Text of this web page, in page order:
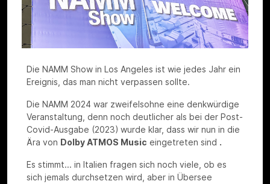
Die NAMM Show in Los Angeles ist wie jedes Jahr ein
Ereignis, das man nicht verpassen sollte.
Die NAMM 2024 war zweifelsohne eine denkwürdige
Veranstaltung, denn noch deutlicher als bei der Post-
Covid-Ausgabe (2023) wurde klar, dass wir nun in die
Ära von Dolby ATMOS Music eingetreten sind .
Es stimmt... in Italien fragen sich noch viele, ob es
sich jemals durchsetzen wird, aber in Übersee